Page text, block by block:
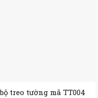
treo tường mã TT004